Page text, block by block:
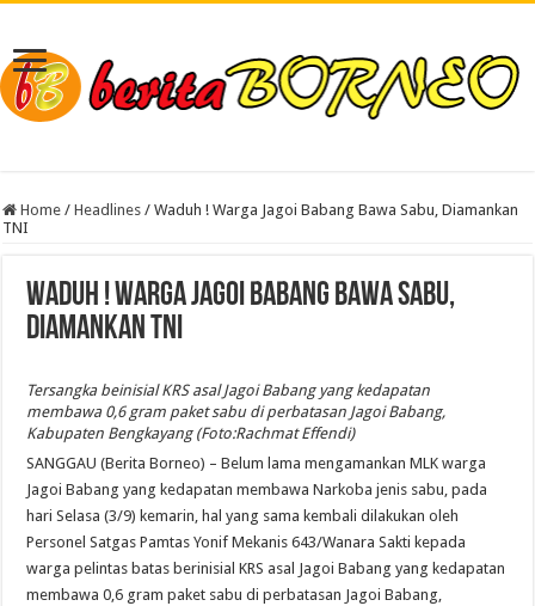
Home / Headlines / Waduh ! Warga Jagoi Babang Bawa Sabu, Diamankan
TNI
Waduh ! Warga Jagoi Babang Bawa Sabu,
Diamankan TNI
Tersangka beinisial KRS asal Jagoi Babang yang kedapatan
membawa 0,6 gram paket sabu di perbatasan Jagoi Babang,
Kabupaten Bengkayang (Foto:Rachmat Effendi)
SANGGAU (Berita Borneo) – Belum lama mengamankan MLK warga
Jagoi Babang yang kedapatan membawa Narkoba jenis sabu, pada
hari Selasa (3/9) kemarin, hal yang sama kembali dilakukan oleh
Personel Satgas Pamtas Yonif Mekanis 643/Wanara Sakti kepada
warga pelintas batas berinisial KRS asal Jagoi Babang yang kedapatan
membawa 0,6 gram paket sabu di perbatasan Jagoi Babang,